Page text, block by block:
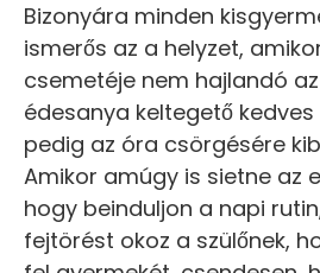
Bizonyára minden
ismerős az a helyzet,
csemetéje nem hajlandó
édesanya keltegető
pedig az óra csörgésére
Amikor amúgy is sietne az
hogy beinduljon a napi
fejtörést okoz a szülőnek,